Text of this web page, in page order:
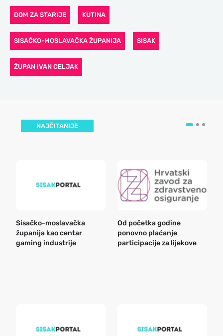
DOM ZA STARIJE KUTINA
SISAČKO-MOSLAVAČKA ŽUPANIJA SISAK
ŽUPAN IVAN CELJAK
NAJČITANIJE
Sisačko-moslavačka
županija kao centar
gaming industrije
Od početka godine
ponovno plaćanje
participacije za lijekove